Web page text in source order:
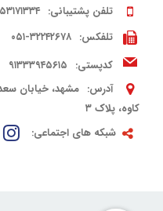
تلفن پشتیبانی: ۰۹۱۵۳۱۷۱۳۳۴ (پاسخگویی ۹
تلفکس: ۳۲۲۴۲۶۷۸-۰۵۱
کدپستی: ۹۱۳۳۳۹۴۵۶۱۵
آدرس:
کاوه، پلاک ۳
شبکه های اجتماعی: